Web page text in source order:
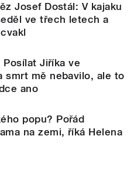
Josef Dostál: V kajaku
ve třech letech a
Jiříka ve
smrt mě nebavilo, ale to
ano
popu? Pořád
na zemi, říká Helena